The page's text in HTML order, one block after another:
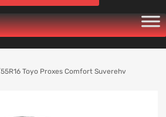
Toyo Proxes Comfort Suverehv